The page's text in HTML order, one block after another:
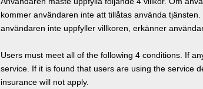
kommer användaren inte att tillåtas använda
användaren inte uppfyller villkoren, erkänner
Users must meet all of the following 4 conditions. If
service. If it is found that users are using the service
insurance will not apply.